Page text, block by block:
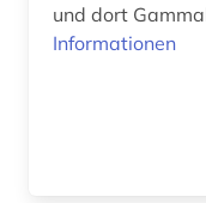
und dort
Informationen